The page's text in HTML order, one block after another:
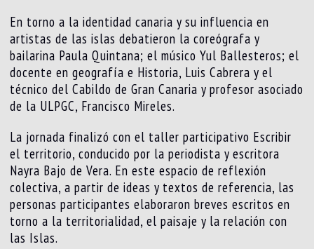
En torno a la identidad canaria y su influencia en
artistas de las islas debatieron la coreógrafa y
bailarina Paula Quintana; el músico Yul Ballesteros; el
docente en geografía e Historia, Luis Cabrera y el
técnico del Cabildo de Gran Canaria y profesor asociado
de la ULPGC, Francisco Mireles.
La jornada finalizó con el taller participativo Escribir
el territorio, conducido por la periodista y escritora
Nayra Bajo de Vera. En este espacio de reflexión
colectiva, a partir de ideas y textos de referencia, las
personas participantes elaboraron breves escritos en
torno a la territorialidad, el paisaje y la relación con
las Islas.